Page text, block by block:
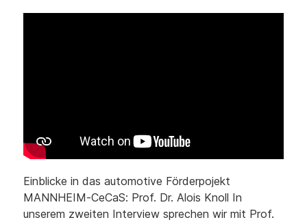
Einblicke in das automotive Förderpojekt
MANNHEIM-CeCaS: Prof. Dr. Alois Knoll In
unserem zweiten Interview sprechen wir mit Prof.